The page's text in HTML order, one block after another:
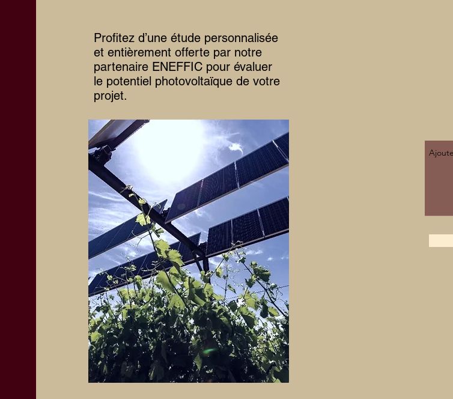
Profitez d’une étude personnalisée
et entièrement offerte par notre
partenaire ENEFFIC pour évaluer
le potentiel photovoltaïque de votre
projet.